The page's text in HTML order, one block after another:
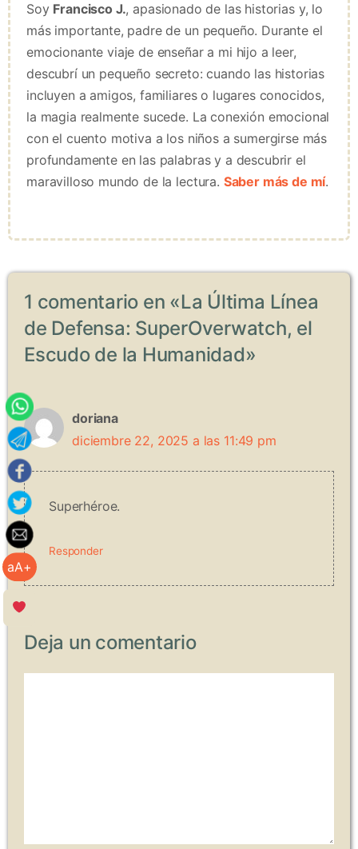
aA+
Soy Francisco J., apasionado de las historias y, lo
más importante, padre de un pequeño. Durante el
emocionante viaje de enseñar a mi hijo a leer,
descubrí un pequeño secreto: cuando las historias
incluyen a amigos, familiares o lugares conocidos,
la magia realmente sucede. La conexión emocional
con el cuento motiva a los niños a sumergirse más
profundamente en las palabras y a descubrir el
maravilloso mundo de la lectura. Saber más de mí.
1 comentario en «La Última Línea
de Defensa: SuperOverwatch, el
Escudo de la Humanidad»
doriana
diciembre 22, 2025 a las 11:49 pm
Superhéroe.
Responder
Deja un comentario